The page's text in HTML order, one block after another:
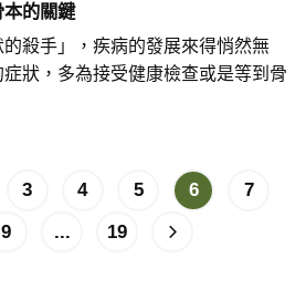
的關鍵
殺手」，疾病的發展來得悄然無
狀，多為接受健康檢查或是等到骨
3 4 5 6
7
9 ... 19